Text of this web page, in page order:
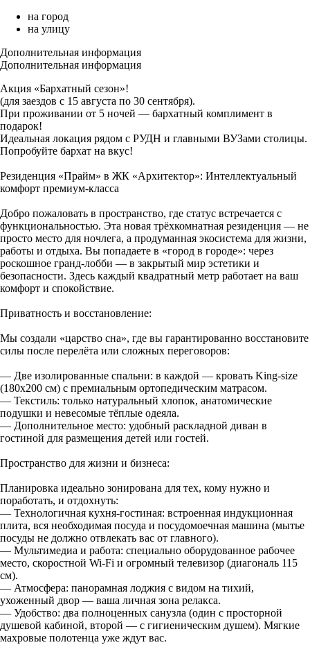
на город
на улицу
Дополнительная информация
Дополнительная информация
Акция «Бархатный сезон»!
(для заездов с 15 августа по 30 сентября).
При проживании от 5 ночей — бархатный комплимент в
подарок!
Идеальная локация рядом с РУДН и главными ВУЗами столицы.
Попробуйте бархат на вкус!
Резиденция «Прайм» в ЖК «Архитектор»: Интеллектуальный
комфорт премиум-класса
Добро пожаловать в пространство, где статус встречается с
функциональностью. Эта новая трёхкомнатная резиденция — не
просто место для ночлега, а продуманная экосистема для жизни,
работы и отдыха. Вы попадаете в «город в городе»: через
роскошное гранд-лобби — в закрытый мир эстетики и
безопасности. Здесь каждый квадратный метр работает на ваш
комфорт и спокойствие.
Приватность и восстановление:
Мы создали «царство сна», где вы гарантированно восстановите
силы после перелёта или сложных переговоров:
— Две изолированные спальни: в каждой — кровать King-size
(180х200 см) с премиальным ортопедическим матрасом.
— Текстиль: только натуральный хлопок, анатомические
подушки и невесомые тёплые одеяла.
— Дополнительное место: удобный раскладной диван в
гостиной для размещения детей или гостей.
Пространство для жизни и бизнеса:
Планировка идеально зонирована для тех, кому нужно и
поработать, и отдохнуть:
— Технологичная кухня-гостиная: встроенная индукционная
плита, вся необходимая посуда и посудомоечная машина (мытье
посуды не должно отвлекать вас от главного).
— Мультимедиа и работа: специально оборудованное рабочее
место, скоростной Wi-Fi и огромный телевизор (диагональ 115
см).
— Атмосфера: панорамная лоджия с видом на тихий,
ухоженный двор — ваша личная зона релакса.
— Удобство: два полноценных санузла (один с просторной
душевой кабиной, второй — с гигиеническим душем). Мягкие
махровые полотенца уже ждут вас.